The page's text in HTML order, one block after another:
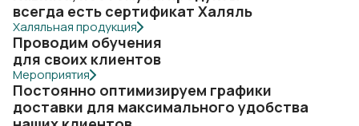
всегда есть сертификат Халяль
Халяльная продукция
Проводим обучения
для своих клиентов
Мероприятия
Постоянно оптимизируем графики
доставки для максимального удобства